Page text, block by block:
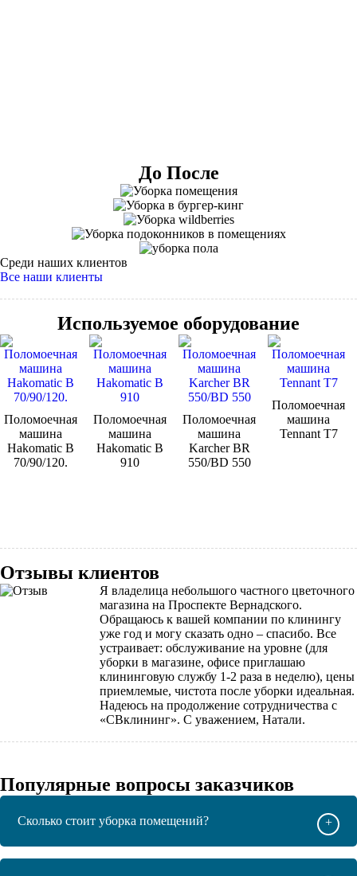
До После
Среди наших клиентов
Все наши клиенты
Используемое оборудование
Поломоечная
машина
Hakomatic B
70/90/120.
Поломоечная
машина
Hakomatic B
910
Поломоечная
машина
Karcher BR
550/BD 550
Поломоечная
машина
Tennant Т7
Отзывы клиентов
Я владелица небольшого частного цветочного
магазина на Проспекте Вернадского.
Обращаюсь к вашей компании по клинингу
уже год и могу сказать одно – спасибо. Все
устраивает: обслуживание на уровне (для
уборки в магазине, офисе приглашаю
клининговую службу 1-2 раза в неделю), цены
приемлемые, чистота после уборки идеальная.
Надеюсь на продолжение сотрудничества с
«СВклининг». С уважением, Натали.
Популярные вопросы заказчиков
Сколько стоит уборка помещений? +